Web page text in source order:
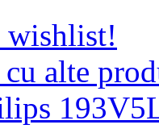
wishlist!
alte